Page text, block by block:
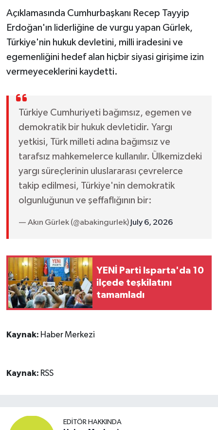
Açıklamasında Cumhurbaşkanı Recep Tayyip
Erdoğan'ın liderliğine de vurgu yapan Gürlek,
Türkiye'nin hukuk devletini, milli iradesini ve
egemenliğini hedef alan hiçbir siyasi girişime izin
vermeyeceklerini kaydetti.
Türkiye Cumhuriyeti bağımsız, egemen ve
demokratik bir hukuk devletidir. Yargı
yetkisi, Türk milleti adına bağımsız ve
tarafsız mahkemelerce kullanılır. Ülkemizdeki
yargı süreçlerinin uluslararası çevrelerce
takip edilmesi, Türkiye'nin demokratik
olgunluğunun ve şeffaflığının bir:
— Akın Gürlek (@abakingurlek) July 6, 2026
YENİ Parti Isparta'da 10
ilçede teşkilatını
tamamladı
Kaynak: Haber Merkezi
Kaynak: RSS
EDITÖR HAKKINDA